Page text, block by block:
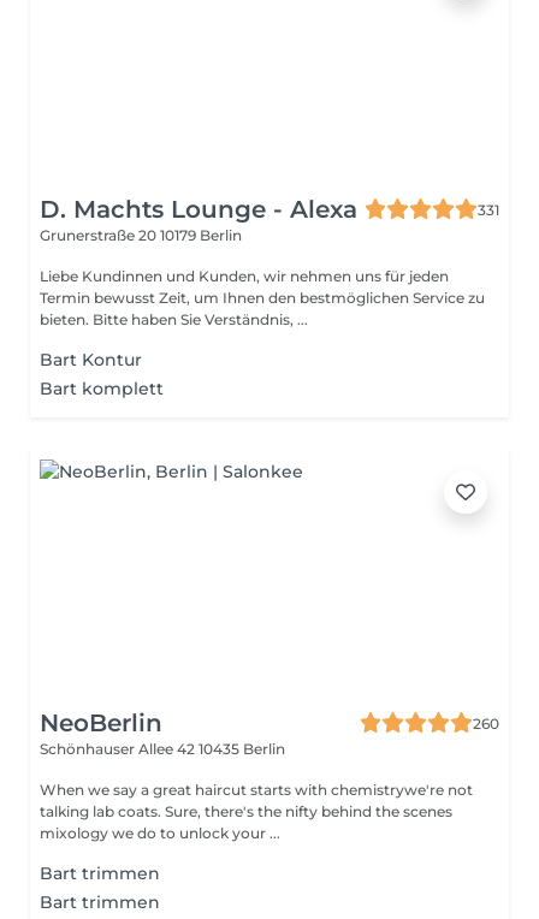
D. Machts Lounge - Alexa
331
Grunerstraße 20 10179 Berlin
Liebe Kundinnen und Kunden, wir nehmen uns für jeden
Termin bewusst Zeit, um Ihnen den bestmöglichen Service zu
bieten. Bitte haben Sie Verständnis, ...
Bart Kontur
Bart komplett
NeoBerlin
260
Schönhauser Allee 42 10435 Berlin
When we say a great haircut starts with chemistrywe're not
talking lab coats. Sure, there's the nifty behind the scenes
mixology we do to unlock your ...
Bart trimmen
Bart trimmen